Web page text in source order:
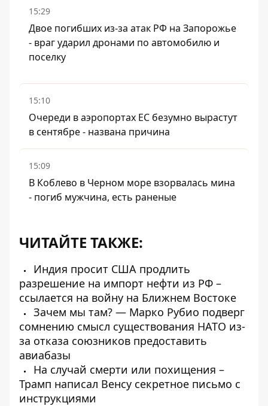
15:29
Двое погибших из-за атак РФ на Запорожье
- враг ударил дронами по автомобилю и
поселку
15:10
Очереди в аэропортах ЕС безумно вырастут
в сентябре - названа причина
15:09
В Коблево в Черном море взорвалась мина
- погиб мужчина, есть раненые
ЧИТАЙТЕ ТАКЖЕ:
Индия просит США продлить
разрешение на импорт нефти из РФ –
ссылается на войну на Ближнем Востоке
Зачем мы там? — Марко Рубио подверг
сомнению смысл существования НАТО из-
за отказа союзников предоставить
авиабазы
На случай смерти или похищения –
Трамп написал Венсу секретное письмо с
инструкциями